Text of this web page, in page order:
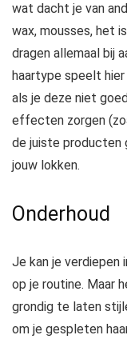
wat dacht je van
wax, mousses, het
dragen allemaal bij
haartype speelt
als je deze niet
effecten zorgen
de juiste producten
jouw lokken.
Onderhoud
Je kan je verdiepen
op je routine. Maar
grondig te laten
om je gespleten